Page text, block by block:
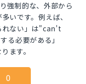
強制的な、外部から
いです。例えば、
れない」は"can't
必要がある」
ます。
0